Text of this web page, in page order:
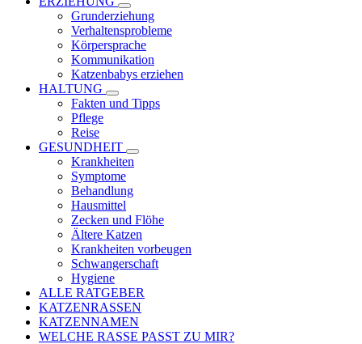
Grunderziehung
Verhaltensprobleme
Körpersprache
Kommunikation
Katzenbabys erziehen
HALTUNG
Fakten und Tipps
Pflege
Reise
GESUNDHEIT
Krankheiten
Symptome
Behandlung
Hausmittel
Zecken und Flöhe
Ältere Katzen
Krankheiten vorbeugen
Schwangerschaft
Hygiene
ALLE RATGEBER
KATZENRASSEN
KATZENNAMEN
WELCHE RASSE PASST ZU MIR?